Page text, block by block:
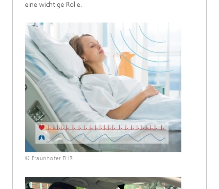
eine wichtige Rolle.
© Fraunhofer FHR